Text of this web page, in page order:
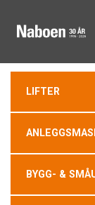
LIFTER
BYGG- &